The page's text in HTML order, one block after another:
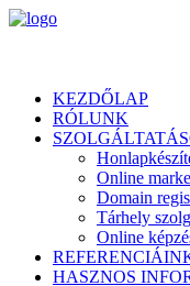
KEZDŐLAP
RÓLUNK
Online
Domain
Tárhely
Online
HASZNOS